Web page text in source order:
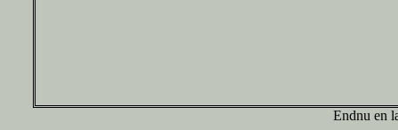
Endnu en